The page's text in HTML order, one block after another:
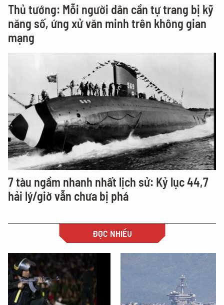
Thủ tướng: Mỗi người dân cần tự trang bị kỹ
năng số, ứng xử văn minh trên không gian
mạng
7 tàu ngầm nhanh nhất lịch sử: Kỷ lục 44,7
hải lý/giờ vẫn chưa bị phá
ĐỌC NHIỀU